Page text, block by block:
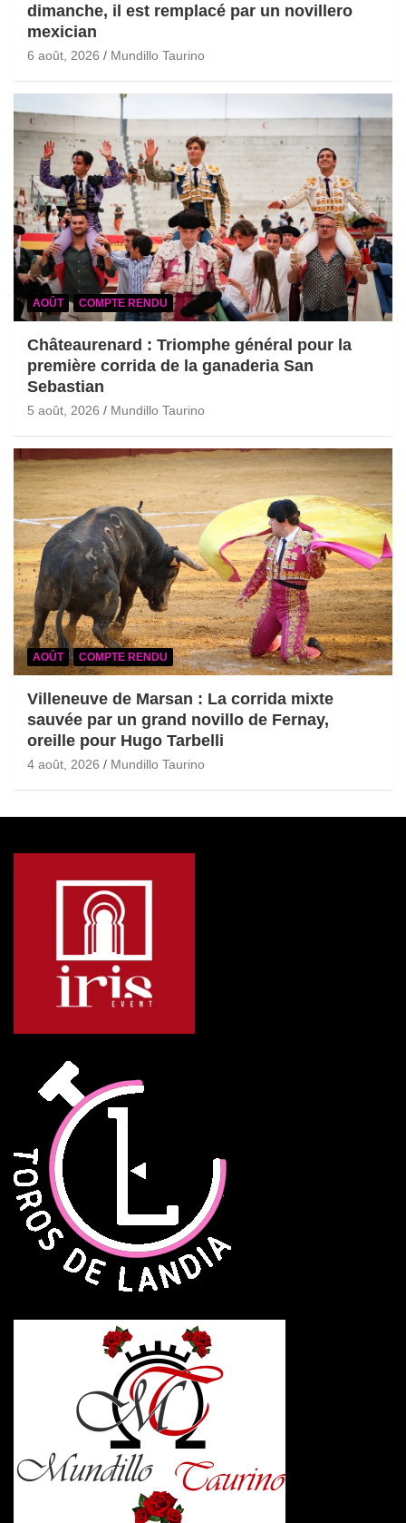
dimanche, il est remplacé par un novillero
mexician
6 août, 2026 Mundillo Taurino
AOÛT COMPTE RENDU
Châteaurenard : Triomphe général pour la
première corrida de la ganaderia San
Sebastian
5 août, 2026 Mundillo Taurino
AOÛT COMPTE RENDU
Villeneuve de Marsan : La corrida mixte
sauvée par un grand novillo de Fernay,
oreille pour Hugo Tarbelli
4 août, 2026 Mundillo Taurino